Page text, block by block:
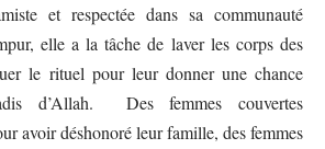
et respectée dans sa communauté
elle a la tâche de laver les corps des
le rituel pour leur donner une chance
d’Allah. Des femmes couvertes
avoir déshonoré leur famille, des femmes